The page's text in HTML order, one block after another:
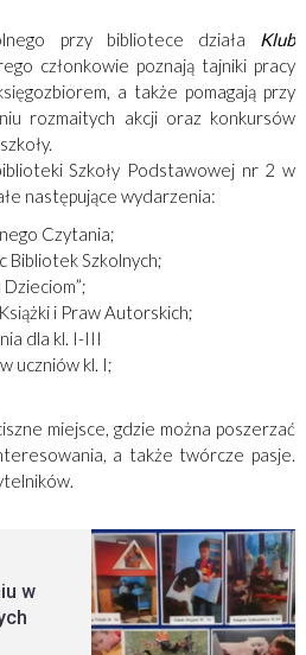
przy bibliotece działa Klub
członkowie poznają tajniki pracy
a także pomagają przy
rozmaitych akcji oraz konkursów
Szkoły Podstawowej nr 2 w
następujące wydarzenia:
Czytania;
Bibliotek Szkolnych;
i Praw Autorskich;
dla kl. I-III
uczniów kl. I;
miejsce, gdzie można poszerzać
a także twórcze pasje.
w